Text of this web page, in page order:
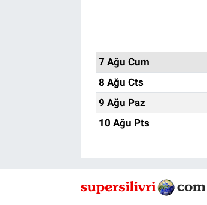
7 Ağu Cum
8 Ağu Cts
9 Ağu Paz
10 Ağu Pts